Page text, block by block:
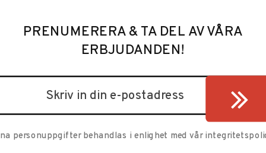
PRENUMERERA & TA DEL AV VÅRA
ERBJUDANDEN!
personuppgifter behandlas i enlighet med vår